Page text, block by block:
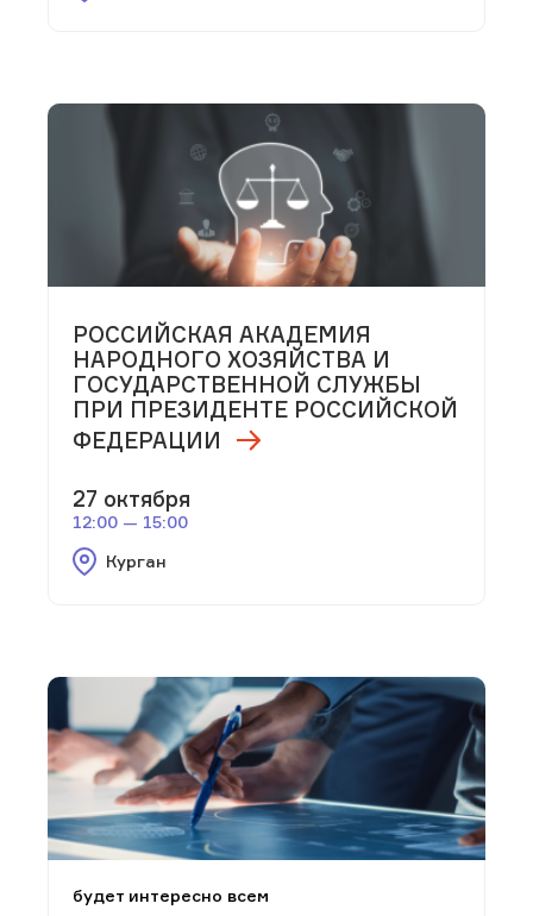
РОССИЙСКАЯ АКАДЕМИЯ
НАРОДНОГО ХОЗЯЙСТВА И
ГОСУДАРСТВЕННОЙ СЛУЖБЫ
ПРИ ПРЕЗИДЕНТЕ РОССИЙСКОЙ
ФЕДЕРАЦИИ
27 октября
12:00 — 15:00
Курган
будет интересно всем